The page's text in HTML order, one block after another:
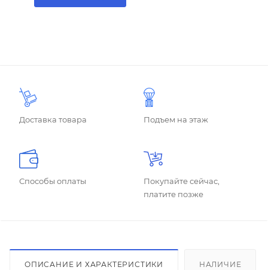
Доставка товара Подъем на этаж
Способы оплаты
Покупайте сейчас,
платите позже
ОПИСАНИЕ И ХАРАКТЕРИСТИКИ НАЛИЧИЕ